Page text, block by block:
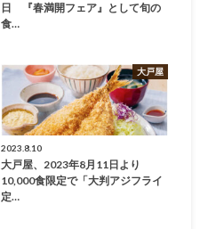
日 『春満開フェア』として旬の
食…
大戸屋
2023.8.10
大戸屋、2023年8月11日より
10,000食限定で「大判アジフライ
定…